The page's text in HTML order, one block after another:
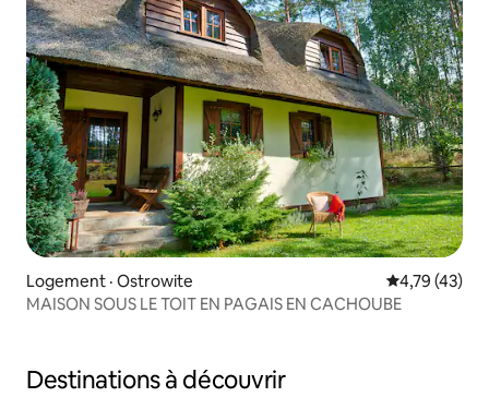
Logement · Ostrowite Note
4,79 (43)
MAISON SOUS LE TOIT EN PAGAIS EN CACHOUBE
Destinations à découvrir